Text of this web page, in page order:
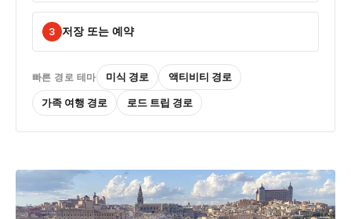
3 저장 또는 예약
빠른 경로 테마 미식 경로 액티비티 경로
가족 여행 경로 로드 트립 경로